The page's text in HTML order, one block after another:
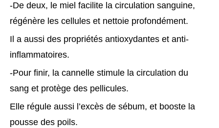
-De deux, le miel facilite la circulation sanguine,
régénère les cellules et nettoie profondément.
Il a aussi des propriétés antioxydantes et anti-
inflammatoires.
-Pour finir, la cannelle stimule la circulation du
sang et protège des pellicules.
Elle régule aussi l’excès de sébum, et booste la
pousse des poils.